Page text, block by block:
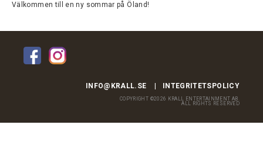
Välkommen till en ny sommar på Öland!
INFO@KRALL.SE INTEGRITETSPOLICY
COPYRIGHT ©2026 KRALL ENTERTAINMENT AB.
ALL RIGHTS RESERVED